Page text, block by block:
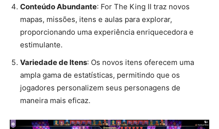
Conteúdo Abundante: For The King II traz novos
mapas, missões, itens e aulas para explorar,
proporcionando uma experiência enriquecedora e
estimulante.
Variedade de Itens: Os novos itens oferecem uma
ampla gama de estatísticas, permitindo que os
jogadores personalizem seus personagens de
maneira mais eficaz.